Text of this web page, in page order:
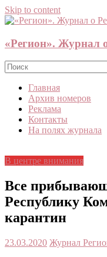
Skip to content
«Регион». Журнал
Главная
Архив номеров
Реклама
Контакты
На полях журнала
В центре внимания
Все
Республику
карантин
23.03.2020 Журнал